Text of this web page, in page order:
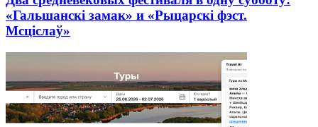
«Гальшанскі замак» и «Рыцарскі фэст.
Мсціслаў»